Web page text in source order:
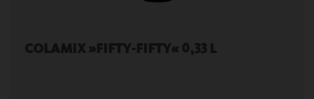
COLAMIX »FIFTY-FIFTY« 0,33 L